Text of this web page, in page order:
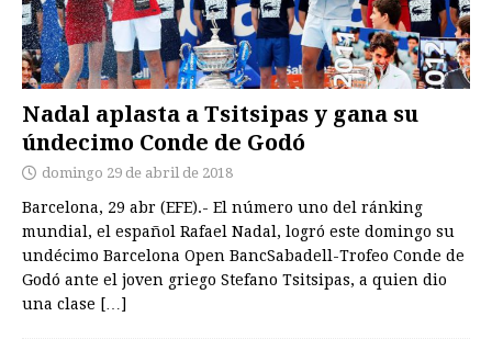
Nadal aplasta a Tsitsipas y gana su
úndecimo Conde de Godó
domingo 29 de abril de 2018
Barcelona, 29 abr (EFE).- El número uno del ránking
mundial, el español Rafael Nadal, logró este domingo su
undécimo Barcelona Open BancSabadell-Trofeo Conde de
Godó ante el joven griego Stefano Tsitsipas, a quien dio
una clase […]